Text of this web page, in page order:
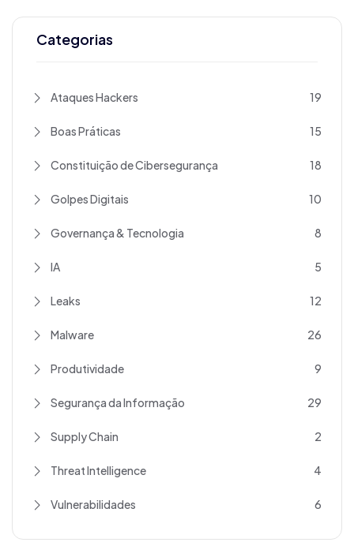
Categorias
Ataques Hackers 19
Boas Práticas 15
Constituição de Cibersegurança 18
Golpes Digitais 10
Governança & Tecnologia 8
IA 5
Leaks 12
Malware 26
Produtividade 9
Segurança da Informação 29
Supply Chain 2
Threat Intelligence 4
Vulnerabilidades 6